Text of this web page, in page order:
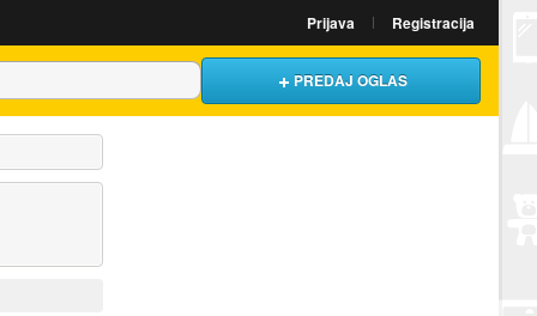
Prijava Registracija
PREDAJ OGLAS